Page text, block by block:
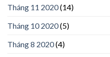
Tháng 11 2020(14)
Tháng 10 2020(5)
Tháng 8 2020(4)